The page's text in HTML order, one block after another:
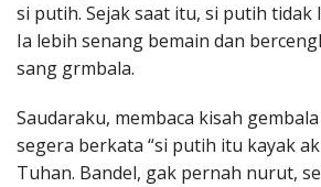
si putih. Sejak saat itu, si putih tidak
Ia lebih senang bemain dan
sang grmbala.
Saudaraku, membaca kisah
segera berkata “si putih itu kayak
Tuhan. Bandel, gak pernah nurut,